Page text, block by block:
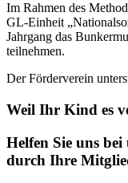
Im Rahmen des
GL-Einheit
Jahrgang das
teilnehmen.
Der Förderverein
Weil Ihr Kind es
Helfen Sie uns
durch Ihre